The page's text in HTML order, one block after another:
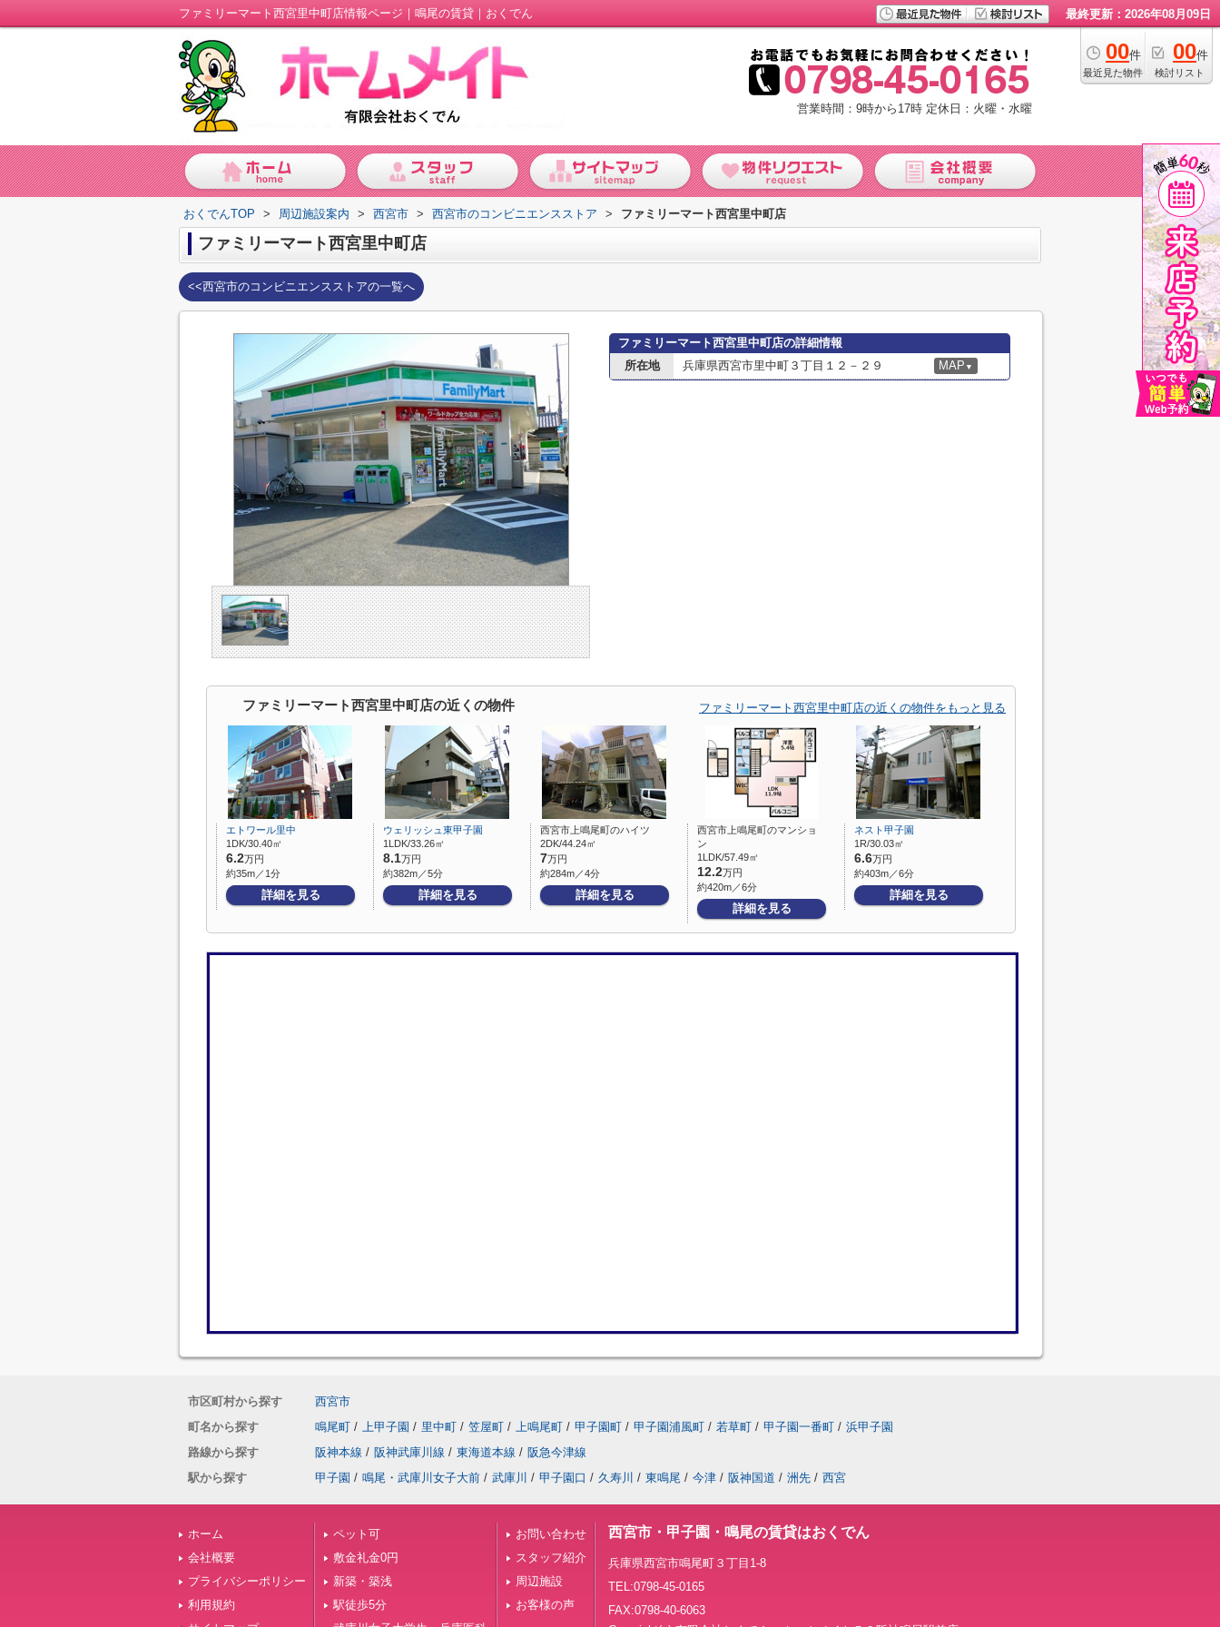
ファミリーマート西宮里中町店情報ページ｜鳴尾の賃貸｜おくでん 最終更新：2026年08月09日
00件
最近見た物件
00件
検討リスト
営業時間：9時から17時 定休日：火曜・水曜
おくでんTOP > 周辺施設案内 > 西宮市 > 西宮市のコンビニエンスストア > ファミリーマート西宮里中町店
ファミリーマート西宮里中町店
<<西宮市のコンビニエンスストアの一覧へ
ファミリーマート西宮里中町店の詳細情報
所在地
兵庫県西宮市里中町３丁目１２－２９ MAP ▼
ファミリーマート西宮里中町店の近くの物件 ファミリーマート西宮里中町店の近くの物件をもっと見る
エトワール里中
1DK/30.40㎡
6.2万円
約35m／1分
詳細を見る
ウェリッシュ東甲子園
1LDK/33.26㎡
8.1万円
約382m／5分
詳細を見る
西宮市上鳴尾町のハイツ
2DK/44.24㎡
7万円
約284m／4分
詳細を見る
西宮市上鳴尾町のマンショ
ン
1LDK/57.49㎡
12.2万円
約420m／6分
詳細を見る
ネスト甲子園
1R/30.03㎡
6.6万円
約403m／6分
詳細を見る
市区町村から探す
西宮市
町名から探す
鳴尾町 / 上甲子園 / 里中町 / 笠屋町 / 上鳴尾町 / 甲子園町 / 甲子園浦風町 / 若草町 / 甲子園一番町 / 浜甲子園
路線から探す
阪神本線 / 阪神武庫川線 / 東海道本線 / 阪急今津線
駅から探す
甲子園 / 鳴尾・武庫川女子大前 / 武庫川 / 甲子園口 / 久寿川 / 東鳴尾 / 今津 / 阪神国道 / 洲先 / 西宮
ホーム
会社概要
プライバシーポリシー
利用規約
ペット可
敷金礼金0円
新築・築浅
駅徒歩5分
お問い合わせ
スタッフ紹介
周辺施設
お客様の声
西宮市・甲子園・鳴尾の賃貸はおくでん
兵庫県西宮市鳴尾町３丁目1-8
TEL:0798-45-0165
FAX:0798-40-6063